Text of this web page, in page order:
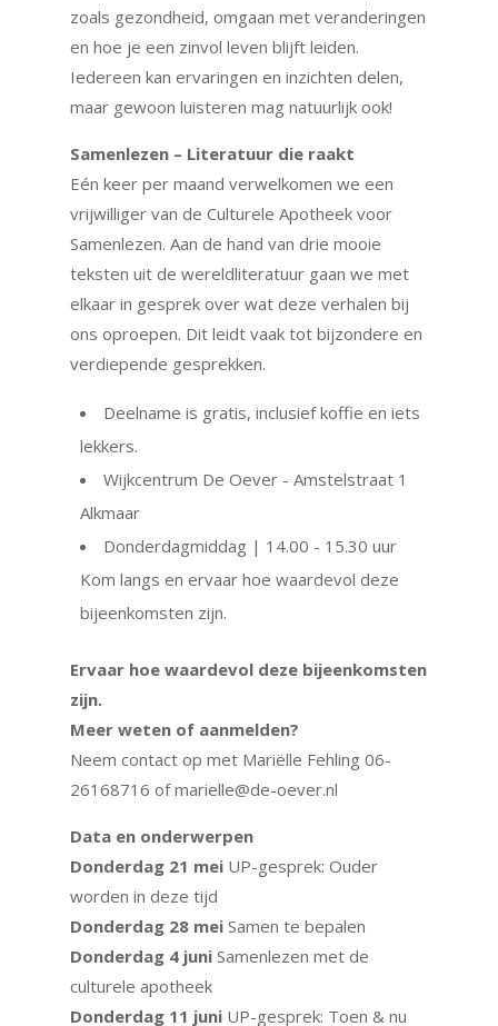
zoals gezondheid, omgaan met veranderingen
en hoe je een zinvol leven blijft leiden.
Iedereen kan ervaringen en inzichten delen,
maar gewoon luisteren mag natuurlijk ook!
Samenlezen – Literatuur die raakt
Eén keer per maand verwelkomen we een
vrijwilliger van de Culturele Apotheek voor
Samenlezen. Aan de hand van drie mooie
teksten uit de wereldliteratuur gaan we met
elkaar in gesprek over wat deze verhalen bij
ons oproepen. Dit leidt vaak tot bijzondere en
verdiepende gesprekken.
Deelname is gratis, inclusief koffie en iets
lekkers.
Wijkcentrum De Oever - Amstelstraat 1
Alkmaar
Donderdagmiddag | 14.00 - 15.30 uur
Kom langs en ervaar hoe waardevol deze
bijeenkomsten zijn.
Ervaar hoe waardevol deze bijeenkomsten
zijn.
Meer weten of aanmelden?
Neem contact op met Mariëlle Fehling 06-
26168716 of marielle@de-oever.nl
Data en onderwerpen
Donderdag 21 meiUP-gesprek: Ouder
worden in deze tijd
Donderdag 28 mei Samen te bepalen
Donderdag 4 juniSamenlezen met de
culturele apotheek
Donderdag 11 juniUP-gesprek: Toen & nu